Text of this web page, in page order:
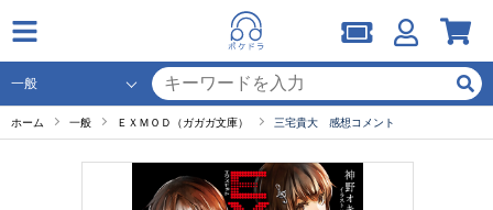
ホーム 一般 ＥＸＭＯＤ（ガガガ文庫） 三宅貴大 感想コメント